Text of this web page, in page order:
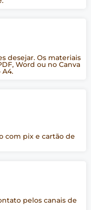
desejar. Os materiais
Word ou no Canva
com pix e cartão de
pelos canais de